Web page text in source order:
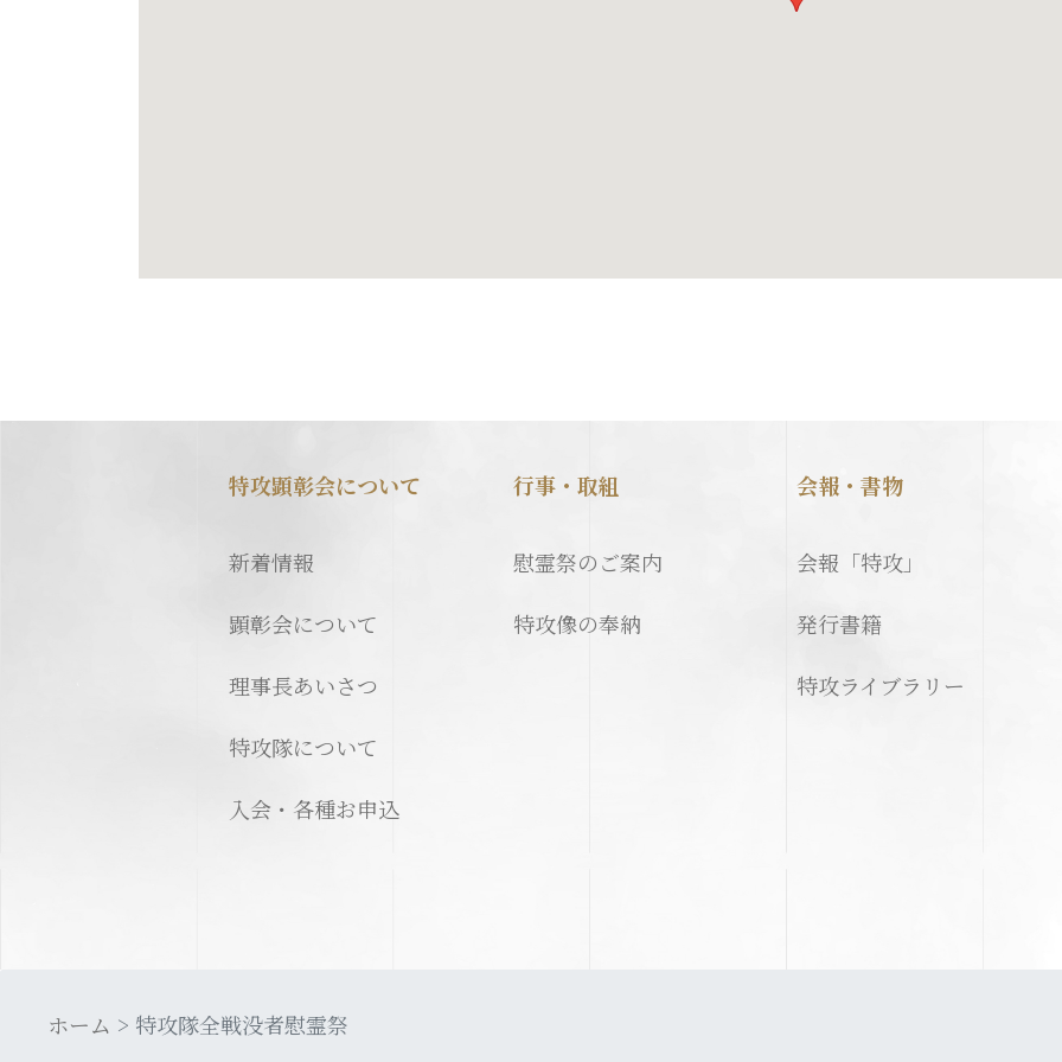
特攻顕彰会について
新着情報
顕彰会について
理事長あいさつ
特攻隊について
入会・各種お申込
行事・取組
慰霊祭のご案内
特攻像の奉納
会報・書物
会報「特攻」
発行書籍
特攻ライブラリー
ホーム 特攻隊全戦没者慰霊祭